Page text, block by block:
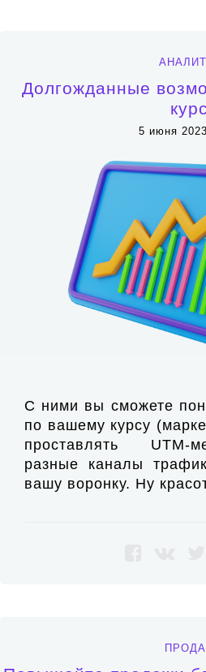
Долгожданные
5 июня
С ними вы сможете
по вашему курсу
проставлять UTM-
разные каналы
вашу воронку. Ну